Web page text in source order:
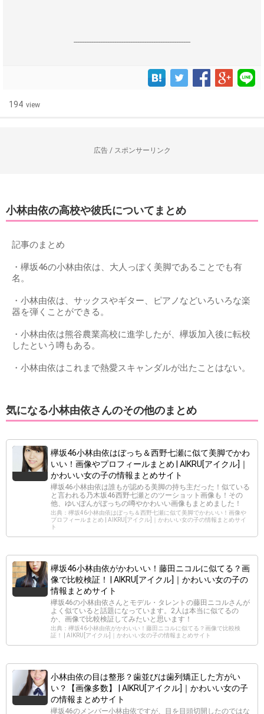
------------------------------------------------------------------
194 view
広告 / スポンサーリンク
小林由依の高校や彼氏についてまとめ
記事のまとめ
・欅坂46の小林由依は、大人っぽく美脚であることでも有
名。
・小林由依は、サックスやギター、ピアノなどいろいろな楽
器を弾くことができる。
・小林由依は熊谷農業高校に進学したが、欅坂加入後に転校
したという噂もある。
・小林由依はこれまで熱愛スキャンダルが出たことはない。
気になる小林由依さんのその他のまとめ
欅坂46小林由依はぼっち＆西野七瀬に似て美脚でかわ
いい！画像やプロフィールまとめ | AIKRU[アイクル]｜
かわいい女の子の情報まとめサイト
欅坂46小林由依は誰もが認める美脚の持ち主だった！似ている
と言われる乃木坂46西野七瀬とのツーショット画像も！その
他、ゆいぽんがぼっちの噂やかわいい画像もまとめました！
出典：欅坂46小林由依はぼっち＆西野七瀬に似て美脚でかわいい！画像や
プロフィールまとめ | AIKRU[アイクル]｜かわいい女の子の情報まとめサイ
ト
欅坂46小林由依がかわいい！藤田ニコルに似てる？画
像で比較検証！ | AIKRU[アイクル]｜かわいい女の子の
情報まとめサイト
欅坂46の小林由依さんとモデル・タレントの藤田ニコルさんが
よく似ていると話題になっています。2人は本当に似てるの
か、画像で比較検証してみたいと思います！
出典：欅坂46小林由依がかわいい！藤田ニコルに似てる？画像で比較検
証！ | AIKRU[アイクル]｜かわいい女の子の情報まとめサイト
小林由依の目は整形？歯並びは歯列矯正した方がい
い？【画像多数】 | AIKRU[アイクル]｜かわいい女の子
の情報まとめサイト
欅坂46のメンバー小林由依ですが、目を目頭切開したのではな